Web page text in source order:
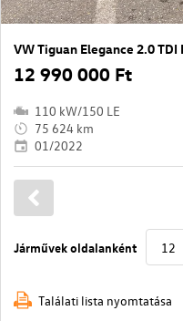
VW Tiguan Elegance 2.0 TDI
12 990 000 Ft
110 kW/150 LE
75 624 km
01/2022
Járművek oldalanként
Találati lista nyomtatása